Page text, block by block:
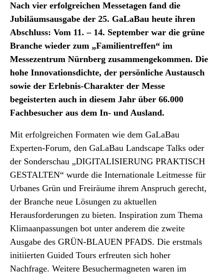
Nach vier erfolgreichen Messetagen fand die
Jubiläumsausgabe der 25. GaLaBau heute ihren
Abschluss: Vom 11. – 14. September war die grüne
Branche wieder zum „Familientreffen“ im
Messezentrum Nürnberg zusammengekommen. Die
hohe Innovationsdichte, der persönliche Austausch
sowie der Erlebnis-Charakter der Messe
begeisterten auch in diesem Jahr über 66.000
Fachbesucher aus dem In- und Ausland.
Mit erfolgreichen Formaten wie dem GaLaBau
Experten-Forum, den GaLaBau Landscape Talks oder
der Sonderschau „DIGITALISIERUNG PRAKTISCH
GESTALTEN“ wurde die Internationale Leitmesse für
Urbanes Grün und Freiräume ihrem Anspruch gerecht,
der Branche neue Lösungen zu aktuellen
Herausforderungen zu bieten. Inspiration zum Thema
Klimaanpassungen bot unter anderem die zweite
Ausgabe des GRÜN-BLAUEN PFADS. Die erstmals
initiierten Guided Tours erfreuten sich hoher
Nachfrage. Weitere Besuchermagneten waren im